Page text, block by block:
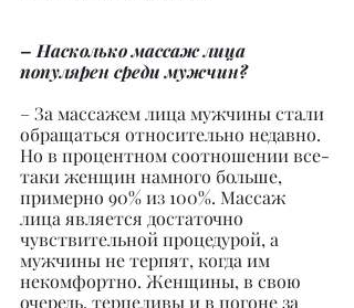
– Насколько массаж лица
популярен среди мужчин?
– За массажем лица мужчины стали
обращаться относительно недавно.
Но в процентном соотношении все-
таки женщин намного больше,
примерно 90% из 100%. Массаж
лица является достаточно
чувствительной процедурой, а
мужчины не терпят, когда им
некомфортно. Женщины, в свою
очередь, терпеливы и в погоне за